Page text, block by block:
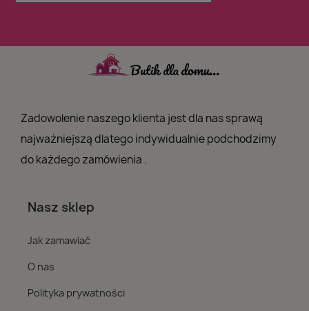
Zadowolenie naszego klienta jest dla nas sprawą
najważniejszą dlatego indywidualnie podchodzimy
do każdego zamówienia .
Nasz sklep
Jak zamawiać
O nas
Polityka prywatności